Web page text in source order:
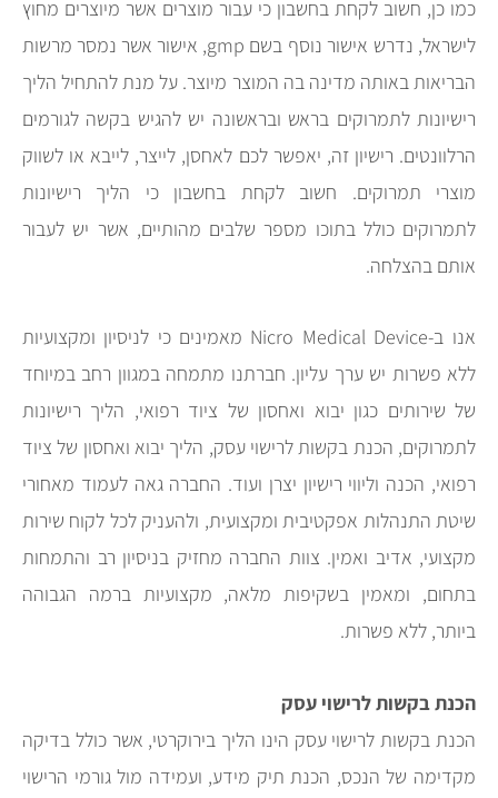
כמו כן, חשוב לקחת בחשבון כי עבור מוצרים אשר מיוצרים מחוץ
לישראל, נדרש אישור נוסף בשם gmp, אישור אשר נמסר מרשות
הבריאות באותה מדינה בה המוצר מיוצר. על מנת להתחיל הליך
רישיונות לתמרוקים בראש ובראשונה יש להגיש בקשה לגורמים
הרלוונטים. רישיון זה, יאפשר לכם לאחסן, לייצר, לייבא או לשווק
מוצרי תמרוקים. חשוב לקחת בחשבון כי הליך רישיונות
לתמרוקים כולל בתוכו מספר שלבים מהותיים, אשר יש לעבור
אותם בהצלחה.
אנו ב-Nicro Medical Device מאמינים כי לניסיון ומקצועיות
ללא פשרות יש ערך עליון. חברתנו מתמחה במגוון רחב במיוחד
של שירותים כגון יבוא ואחסון של ציוד רפואי, הליך רישיונות
לתמרוקים, הכנת בקשות לרישוי עסק, הליך יבוא ואחסון של ציוד
רפואי, הכנה וליווי רישיון יצרן ועוד. החברה גאה לעמוד מאחורי
שיטת התנהלות אפקטיבית ומקצועית, ולהעניק לכל לקוח שירות
מקצועי, אדיב ואמין. צוות החברה מחזיק בניסיון רב והתמחות
בתחום, ומאמין בשקיפות מלאה, מקצועיות ברמה הגבוהה
ביותר, ללא פשרות.
הכנת בקשות לרישוי עסק
הכנת בקשות לרישוי עסק הינו הליך בירוקרטי, אשר כולל בדיקה
מקדימה של הנכס, הכנת תיק מידע, ועמידה מול גורמי הרישוי